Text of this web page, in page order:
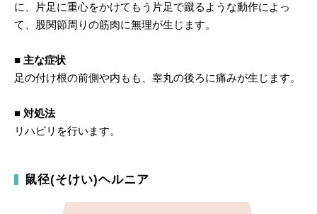
に、片足に重心をかけてもう片足で蹴るような動作によっ
て、股関節周りの筋肉に無理が生じます。
■ 主な症状
足の付け根の前側や内もも、睾丸の後ろに痛みが生じます。
■ 対処法
リハビリを行います。
鼠径(そけい)ヘルニア